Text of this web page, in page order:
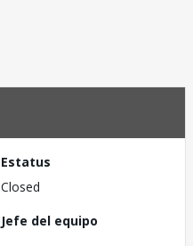
Estatus
Closed
Jefe del equipo